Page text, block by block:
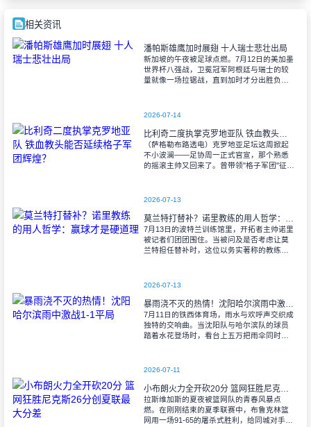
相关资讯
潘帕斯雄鹰加时展翅 十人瑞士悲壮出局
新加坡的午夜被足球点燃。7月12日的美加墨
世界杯八强战，卫冕冠军阿根廷与瑞士的较
量就像一场拉锯战，直到加时才分出胜负。
2026-07-14
比利奇二度执掌克罗地亚队 铁血教头能否延续格子军团辉煌？
（萨格勒布路透电）克罗地亚足坛这周掀起
不小波澜——足协周一正式官宣，那个熟悉
的摇滚主帅又回来了。曾带领"格子军团"征战
2026-07-13
莫兰特打替补？诺里教练的用人哲学：赢球才是硬道理
7月13日的波特兰训练馆里，开拓者主帅诺里
被记者们团团围住。当被问及是否考虑让莫
兰特担任替补时，这位以务实著称的教练露
2026-07-13
暴雨浇不灭的热情！沈阳哈尔滨雨中激战1-1平局
7月11日的铁西体育场，雨水与欢呼声交织成
独特的交响曲。当沈阳队与哈尔滨队的球员
踏着水花登场时，看台上五万把雨伞同时收
2026-07-11
小布朗火力全开砍20分 篮网狂胜尼克斯26分创夏联最大分差
拉斯维加斯的夏夜被篮网队的青春风暴点
燃。在刚刚结束的夏季联赛中，布鲁克林篮
网用一场91-65的屠杀式胜利，给同城对手尼